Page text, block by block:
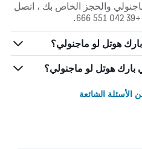
والحجز الخاص بك ، اتصل
هوتل لو ماجنولي؟
هوتل لو ماجنولي؟
الشائعة